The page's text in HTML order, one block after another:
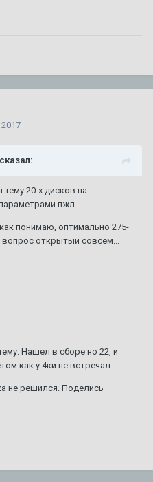
20-х дисков на
пжл..
понимаю, оптимально 275-
вопрос открытый совсем...
Нашел в сборе но 22, и
как у 4ки не встречал.
не решился. Поделись